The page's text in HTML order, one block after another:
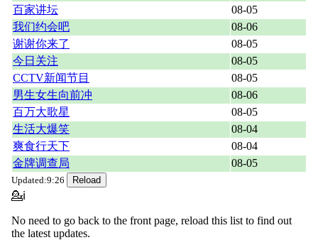
百家讲坛
08-05
我们约会吧
08-06
谢谢你来了
08-05
今日关注
08-05
CCTV新闻节目
08-05
男生女生向前冲
08-06
百万大歌星
08-05
生活大爆笑
08-04
爽食行天下
08-04
金牌调查局
08-05
Updated:9:26
💁ℹ
No need to go back to the front page, reload this list to find out
the latest updates.